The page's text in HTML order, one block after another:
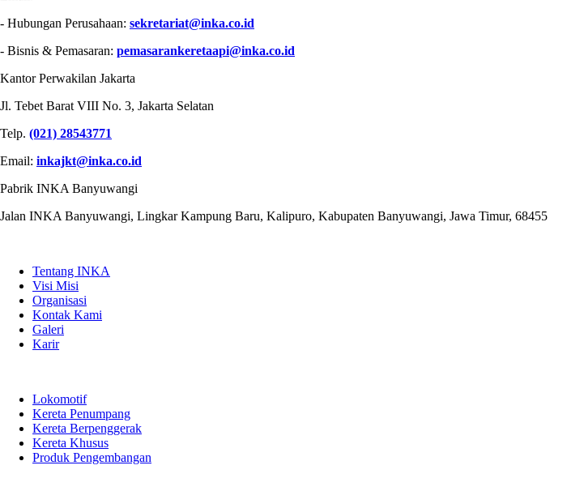
- Hubungan Perusahaan: sekretariat@inka.co.id
- Bisnis & Pemasaran: pemasarankeretaapi@inka.co.id
Kantor Perwakilan Jakarta
Jl. Tebet Barat VIII No. 3, Jakarta Selatan
Telp. (021) 28543771
Email: inkajkt@inka.co.id
Pabrik INKA Banyuwangi
Jalan INKA Banyuwangi, Lingkar Kampung Baru, Kalipuro, Kabupaten Banyuwangi, Jawa Timur, 68455
Tentang INKA
Visi Misi
Organisasi
Kontak Kami
Galeri
Karir
Lokomotif
Kereta Penumpang
Kereta Berpenggerak
Kereta Khusus
Produk Pengembangan